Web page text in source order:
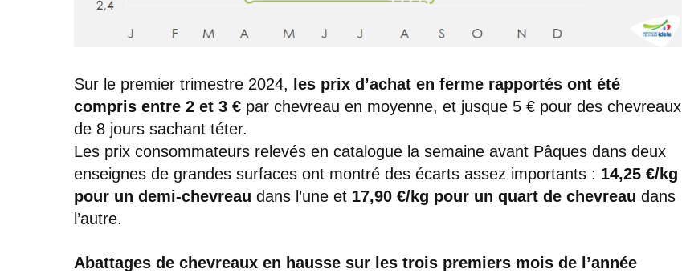
Sur le premier trimestre 2024,
les prix d’achat en ferme rapportés ont été
compris entre 2 et 3 € par chevreau en moyenne, et jusque 5 € pour des chevreaux
de 8 jours sachant téter.
Les prix consommateurs relevés en catalogue la semaine avant Pâques dans deux
enseignes de grandes surfaces ont montré des écarts assez importants : 14,25 €/kg
pour un demi-chevreau dans l’une et 17,90 €/kg pour un quart de chevreau dans
l’autre.
Abattages de chevreaux en hausse sur les trois premiers mois de l’année